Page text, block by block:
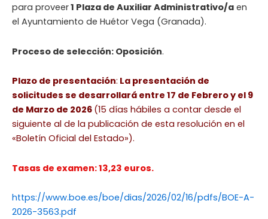
para proveer1 Plaza de Auxiliar Administrativo/a en
el Ayuntamiento de Huétor Vega (Granada).
Proceso de selección: Oposición.
Plazo de presentación: La presentación de
solicitudes se desarrollará entre 17 de Febrero y el 9
de Marzo de 2026 (15 días hábiles a contar desde el
siguiente al de la publicación de esta resolución en el
«Boletín Oficial del Estado»).
Tasas de examen: 13,23 euros.
https://www.boe.es/boe/dias/2026/02/16/pdfs/BOE-A-
2026-3563.pdf